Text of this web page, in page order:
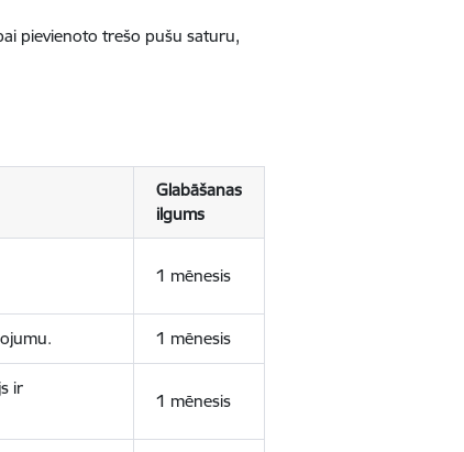
pievienoto trešo pušu saturu,
Glabāšanas
ilgums
1 mēnesis
1 mēnesis
ir
1 mēnesis